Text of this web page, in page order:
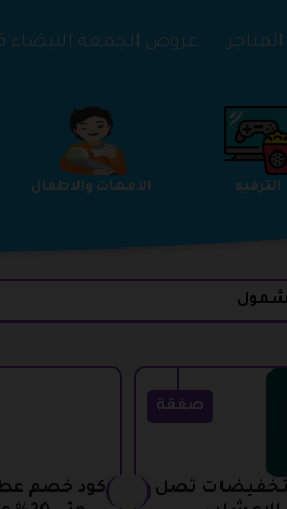
عروض الجمعة البيضاء 2025 🔥
الترفيه التعليم
صفقة
تصل
كود خصم